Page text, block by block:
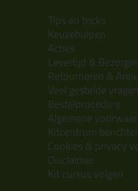
Tips en tricks
Keuzehulpen
Acties
Levertijd &
Retourneren &
Veel gestelde
Bestelprocedure
Algemene
Kitcentrum
Cookies & privacy
Disclaimer
Kit cursus volgen